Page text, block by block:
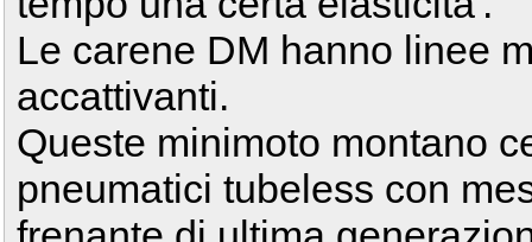
Le carene DM hanno linee
accattivanti.
Queste minimoto montano
pneumatici tubeless con